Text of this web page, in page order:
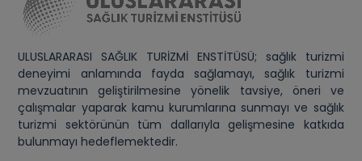
ULUSLARARASI SAĞLIK TURİZMİ ENSTİTÜSÜ; sağlık turizmi
deneyimi anlamında fayda sağlamayı, sağlık turizmi
mevzuatının geliştirilmesine yönelik tavsiye, öneri ve
çalışmalar yaparak kamu kurumlarına sunmayı ve sağlık
turizmi sektörünün tüm dallarıyla gelişmesine katkıda
bulunmayı hedeflemektedir.